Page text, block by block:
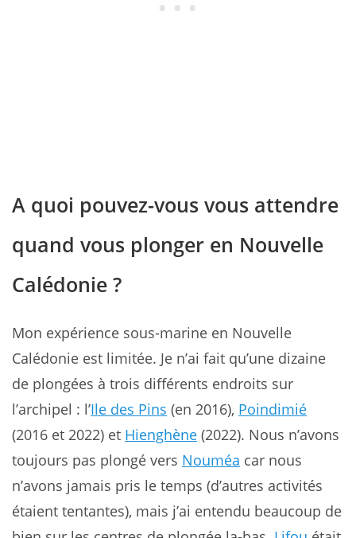
A quoi pouvez-vous vous attendre
quand vous plonger en Nouvelle
Calédonie ?
Mon expérience sous-marine en Nouvelle
Calédonie est limitée. Je n’ai fait qu’une dizaine
de plongées à trois différents endroits sur
l’archipel : l’Ile des Pins (en 2016), Poindimié
(2016 et 2022) et Hienghène (2022). Nous n’avons
toujours pas plongé vers Nouméa car nous
n’avons jamais pris le temps (d’autres activités
étaient tentantes), mais j’ai entendu beaucoup de